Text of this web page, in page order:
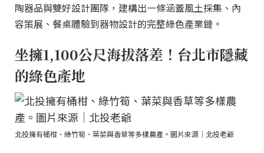
陶器品與雙好設計團隊，建構出一條涵蓋風土採集、內
容策展、餐桌體驗到器物設計的完整綠色產業鏈。
坐擁1,100公尺海拔落差！台北市隱藏
的綠色產地
北投擁有桶柑、綠竹筍、葉菜與香草等多樣農產。圖片來源｜北投老爺